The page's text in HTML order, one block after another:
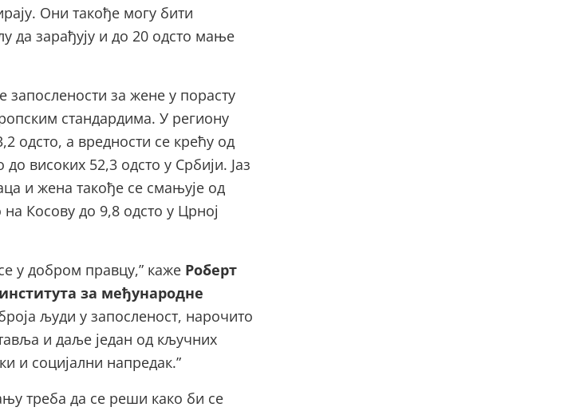
Они такође могу бити
да зарађују и до 20 одсто мање
за жене у порасту
стандардима. У региону
одсто, а вредности се крећу од
високих 52,3 одсто у Србији. Јаз
и жена такође се смањује од
Косову до 9,8 одсто у Црној
у добром правцу,” каже Роберт
за међународне
људи у запосленост, нарочито
и даље један од кључних
и социјални напредак.”
треба да се реши како би се